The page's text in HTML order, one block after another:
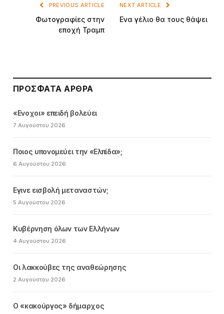
PREVIOUS ARTICLE
Φωτογραφίες στην
εποχή Τραμπ
NEXT ARTICLE
Ενα γέλιο θα τους θάψει
ΠΡΌΣΦΑΤΑ ΆΡΘΡΑ
«Ενοχοι» επειδή βολεύει
7 Αυγούστου 2026
Ποιος υπονομεύει την «Ελπίδα»;
6 Αυγούστου 2026
Εγινε εισβολή μεταναστών;
5 Αυγούστου 2026
Κυβέρνηση όλων των Ελλήνων
4 Αυγούστου 2026
Οι λακκούβες της αναθεώρησης
2 Αυγούστου 2026
Ο «κακούργος» δήμαρχος